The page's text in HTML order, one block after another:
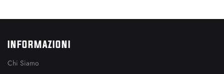
INFORMAZIONI
Chi Siamo